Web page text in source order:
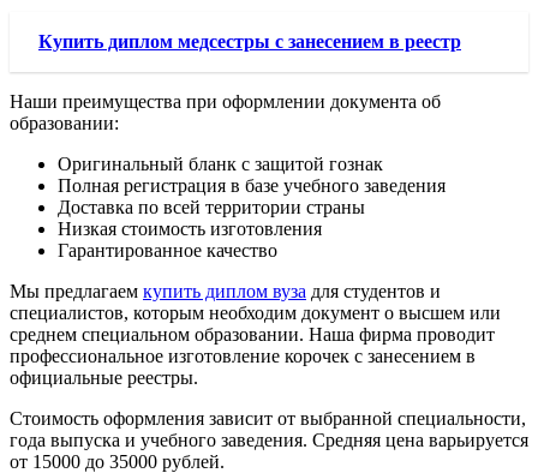
Купить диплом медсестры с занесением в реестр
Наши преимущества при оформлении документа об
образовании:
Оригинальный бланк с защитой гознак
Полная регистрация в базе учебного заведения
Доставка по всей территории страны
Низкая стоимость изготовления
Гарантированное качество
Мы предлагаем купить диплом вуза для студентов и
специалистов, которым необходим документ о высшем или
среднем специальном образовании. Наша фирма проводит
профессиональное изготовление корочек с занесением в
официальные реестры.
Стоимость оформления зависит от выбранной специальности,
года выпуска и учебного заведения. Средняя цена варьируется
от 15000 до 35000 рублей.